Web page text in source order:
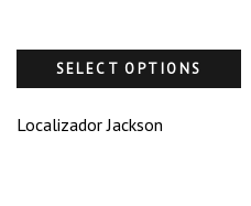
SELECT OPTIONS
Localizador Jackson